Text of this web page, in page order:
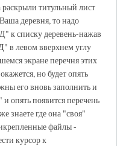
титульный лист
деревня, то надо
к списку деревень-нажав
в левом вверхнем углу
экране перечня этих
но будет опять
его вновь заполнить и
опять появится перечень
знаете где она "своя"
файлы -
курсор к